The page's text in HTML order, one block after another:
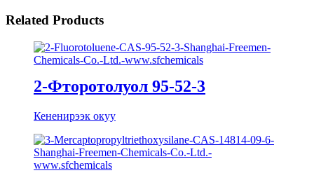
Related Products
2-Фторотолуол 95-52-3
Кененирээк окуу